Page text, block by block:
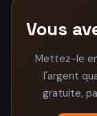
Vous
Mettez-le
l'argent
gratuite,